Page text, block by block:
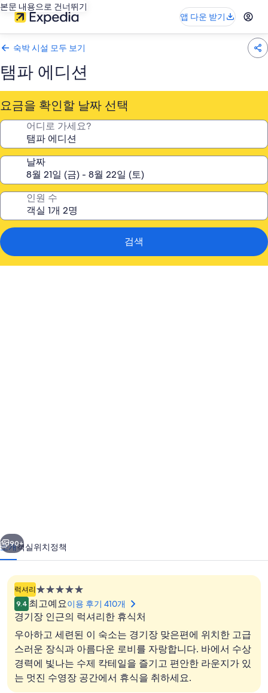
본문 내용으로 건너뛰기
앱 다운 받기
숙박 시설 모두 보기
탬파 에디션
요금을 확인할 날짜 선택
어디로 가세요?
날짜
인원 수
검색
진
갤
러
로비
다음
90+
소개객실위치정책
럭셔리5.0
성
급
숙
박
시
설
9.4 최고예요이용 후기 410개
경기장 인근의 럭셔리한 휴식처
우아하고 세련된 이 숙소는 경기장 맞은편에 위치한 고급
스러운 장식과 아름다운 로비를 자랑합니다. 바에서 수상
경력에 빛나는 수제 칵테일을 즐기고 편안한 라운지가 있
는 멋진 수영장 공간에서 휴식을 취하세요.